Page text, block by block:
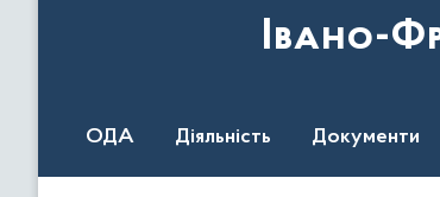
Івано-
ОДА Діяльність Документи